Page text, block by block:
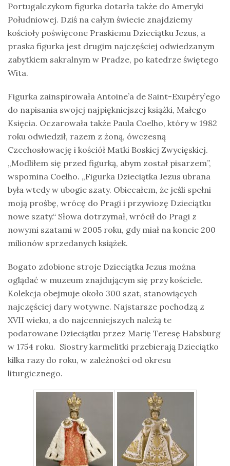
Portugalczykom figurka dotarła także do Ameryki
Południowej. Dziś na całym świecie znajdziemy
kościoły poświęcone Praskiemu Dzieciątku Jezus, a
praska figurka jest drugim najczęściej odwiedzanym
zabytkiem sakralnym w Pradze, po katedrze świętego
Wita.
Figurka zainspirowała Antoine’a de Saint-Exupéry’ego
do napisania swojej najpiękniejszej książki, Małego
Księcia. Oczarowała także Paula Coelho, który w 1982
roku odwiedził, razem z żoną, ówczesną
Czechosłowację i kościół Matki Boskiej Zwycięskiej.
„Modliłem się przed figurką, abym został pisarzem”,
wspomina Coelho. „Figurka Dzieciątka Jezus ubrana
była wtedy w ubogie szaty. Obiecałem, że jeśli spełni
moją prośbę, wrócę do Pragi i przywiozę Dzieciątku
nowe szaty.“ Słowa dotrzymał, wrócił do Pragi z
nowymi szatami w 2005 roku, gdy miał na koncie 200
milionów sprzedanych książek.
Bogato zdobione stroje Dzieciątka Jezus można
oglądać w muzeum znajdującym się przy kościele.
Kolekcja obejmuje około 300 szat, stanowiących
najczęściej dary wotywne. Najstarsze pochodzą z
XVII wieku, a do najcenniejszych należą te
podarowane Dzieciątku przez Marię Teresę Habsburg
w 1754 roku. Siostry karmelitki przebierają Dzieciątko
kilka razy do roku, w zależności od okresu
liturgicznego.